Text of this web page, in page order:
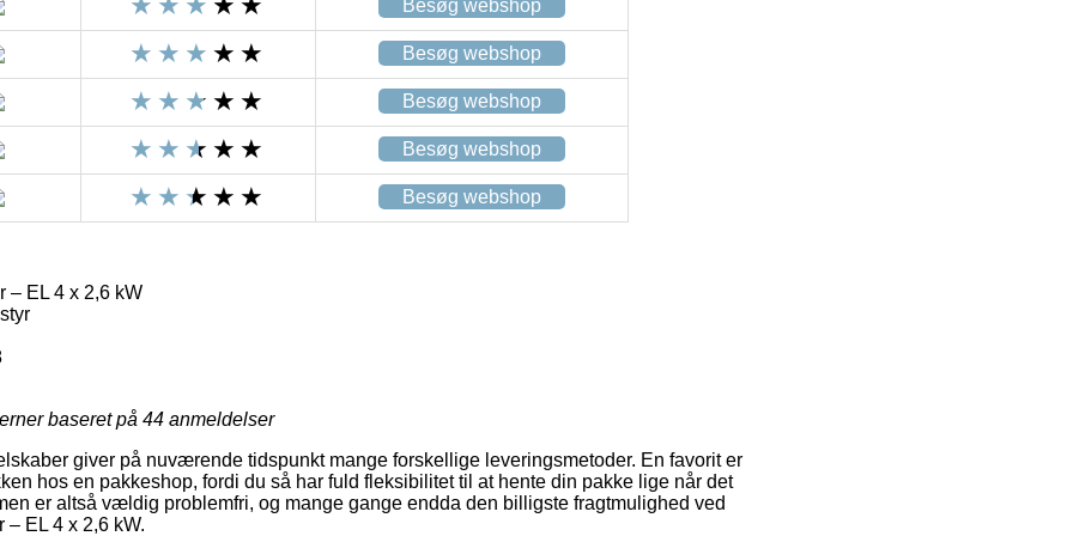
Besøg webshop
Besøg webshop
Besøg webshop
Besøg webshop
Besøg webshop
– EL 4 x 2,6 kW
baseret på 44 anmeldelser
giver på nuværende tidspunkt mange forskellige leveringsmetoder. En favorit er
hos en pakkeshop, fordi du så har fuld fleksibilitet til at hente din pakke lige når det
er altså vældig problemfri, og mange gange endda den billigste fragtmulighed ved
EL 4 x 2,6 kW.